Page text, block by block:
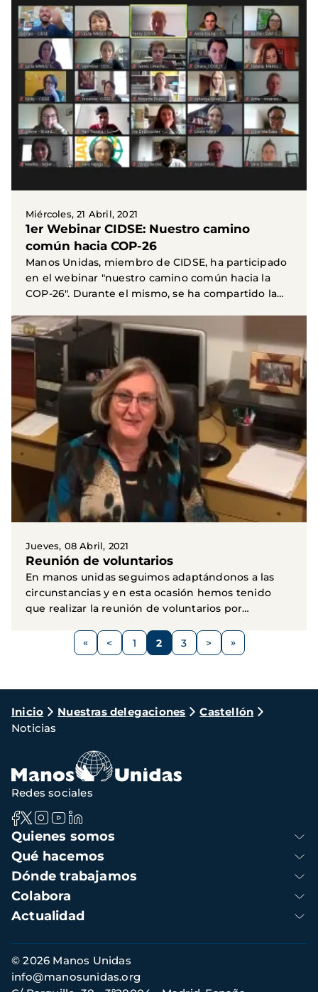
Miércoles, 21 Abril, 2021
1er Webinar CIDSE: Nuestro camino
común hacia COP-26
Manos Unidas, miembro de CIDSE, ha participado
en el webinar "nuestro camino común hacia la
COP-26". Durante el mismo, se ha compartido la
Jueves, 08 Abril, 2021
Reunión de voluntarios
En manos unidas seguimos adaptándonos a las
circunstancias y en esta ocasión hemos tenido
que realizar la reunión de voluntarios por
Paginación
Página
< Página
1 Página
2 Página
3
Siguiente
>
Ruta
de
navegación
Inicio Nuestras delegaciones
Castellón
Noticias
Navegación
principal
Quienes somos
Qué hacemos
Dónde trabajamos
Colabora
Actualidad
Redes sociales
Información
de
contacto
© 2026 Manos Unidas
info@manosunidas.org